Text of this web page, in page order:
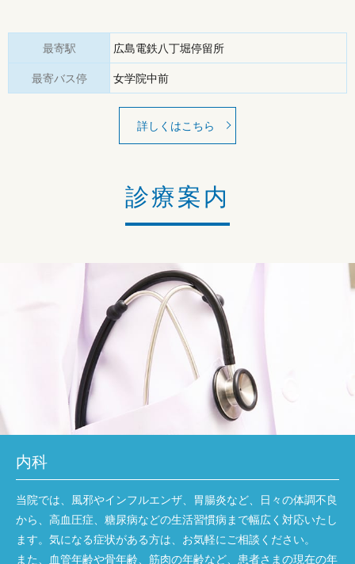
最寄駅 広島電鉄八丁堀停留所
最寄バス停 女学院中前
詳しくはこちら
診療案内
内科
当院では、風邪やインフルエンザ、胃腸炎など、日々の体調不良
から、高血圧症、糖尿病などの生活習慣病まで幅広く対応いたし
ます。気になる症状がある方は、お気軽にご相談ください。
また、血管年齢や骨年齢、筋肉の年齢など、患者さまの現在の年